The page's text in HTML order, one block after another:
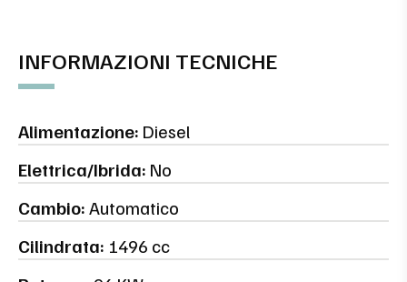
INFORMAZIONI TECNICHE
Alimentazione: Diesel
Elettrica/Ibrida: No
Cambio:Automatico
Cilindrata: 1496 cc